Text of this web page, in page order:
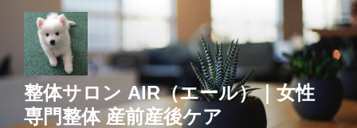
ン
ツ
整体サロン AIR（エール）｜女性
専門整体 産前産後ケア